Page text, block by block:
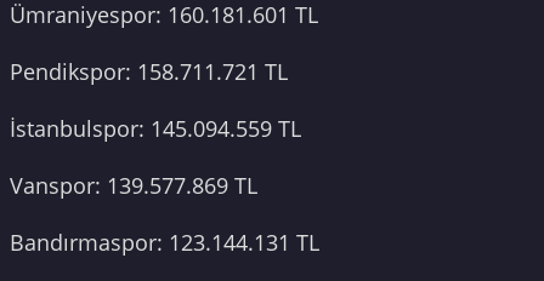
Ümraniyespor: 160.181.601 TL
Pendikspor: 158.711.721 TL
İstanbulspor: 145.094.559 TL
Vanspor: 139.577.869 TL
Bandırmaspor: 123.144.131 TL